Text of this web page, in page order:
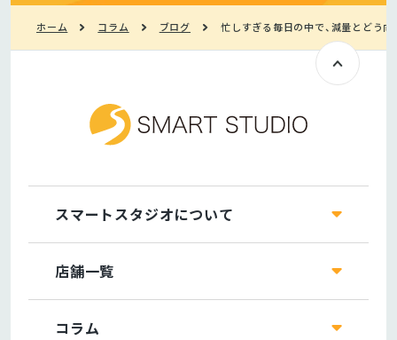
ホーム コラム ブログ 忙しすぎる毎日の中で、減量とどう
スマートスタジオについて
店舗一覧
コラム